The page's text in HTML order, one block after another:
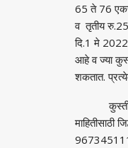
65 ते 76
व तृतीय रु.25
दि.1 मे 2022
आहे व ज्या
शकतात.
कुस्ती
माहितीसाठी